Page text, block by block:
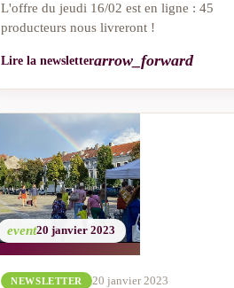
L'offre du jeudi 16/02 est en ligne : 45
producteurs nous livreront !
Lire la newsletterarrow_forward
event20 janvier 2023
NEWSLETTER 20 janvier 2023